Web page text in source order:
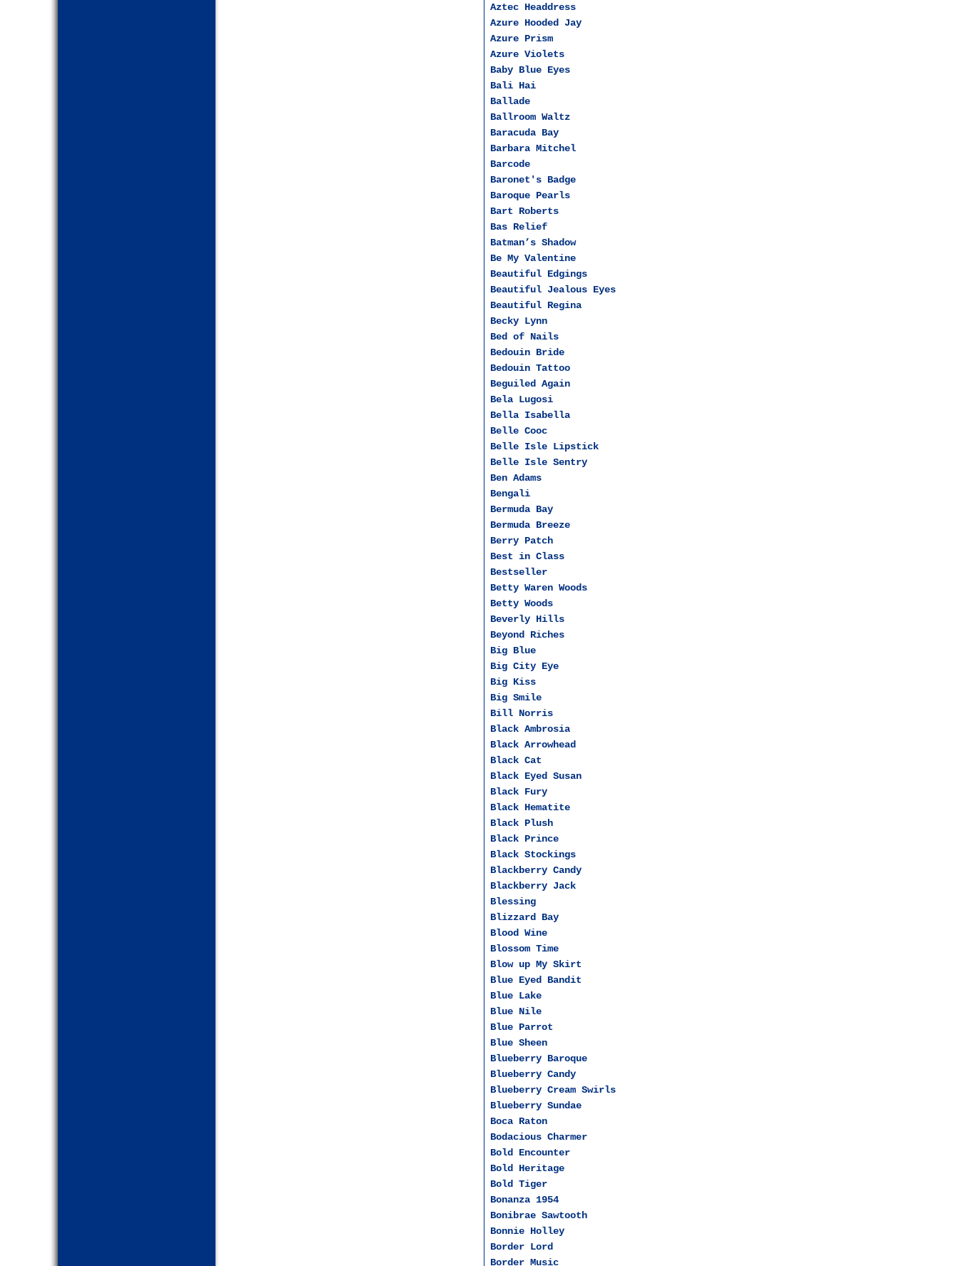
Aztec Headdress
Azure Hooded Jay
Azure Prism
Azure Violets
Baby Blue Eyes
Bali Hai
Ballade
Ballroom Waltz
Baracuda Bay
Barbara Mitchel
Barcode
Baronet's Badge
Baroque Pearls
Bart Roberts
Bas Relief
Batman’s Shadow
Be My Valentine
Beautiful Edgings
Beautiful Jealous Eyes
Beautiful Regina
Becky Lynn
Bed of Nails
Bedouin Bridе
Bedouin Tattoo
Beguiled Again
Bela Lugosi
Bella Isabella
Belle Cooc
Belle Isle Lipstick
Belle Isle Sentry
Ben Adams
Bengali
Bermuda Bay
Bermuda Breeze
Berry Patch
Best in Class
Bestseller
Betty Waren Woods
Betty Woods
Beverly Hills
Beyond Riches
Big Blue
Big City Eye
Big Kiss
Big Smile
Bill Norris
Black Ambrosia
Black Arrowhead
Black Cat
Black Eyed Susan
Black Fury
Black Hematite
Black Plush
Black Prince
Black Stockings
Blackberry Candy
Blackberry Jack
Blessing
Blizzard Bay
Blood Wine
Blossom Time
Blow up My Skirt
Blue Eyed Bandit
Blue Lake
Blue Nile
Blue Parrot
Blue Sheen
Blueberry Baroque
Blueberry Candy
Blueberry Cream Swirls
Blueberry Sundae
Boca Raton
Bodacious Charmer
Bold Encounter
Bold Heritage
Bold Tiger
Bonanza 1954
Bonibrae Sawtooth
Bonnie Holley
Border Lord
Border Music